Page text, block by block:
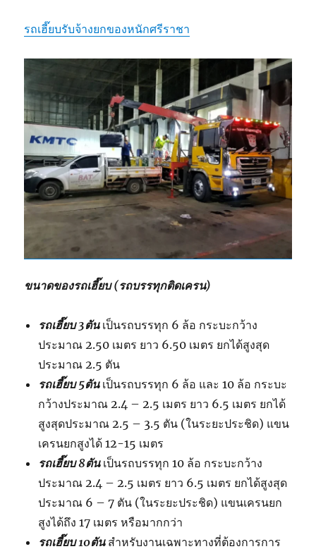
รถเฮี๊ยบรับจ้างยกของหนักศรีราชา
ขนาดของรถเฮี๊ยบ (รถบรรทุกติดเครน)
รถเฮี๊ยบ 3ตันเป็นรถบรรทุก 6 ล้อ กระบะกว้าง
ประมาณ 2.50 เมตร ยาว 6.50 เมตร ยกได้สูงสุด
ประมาณ 2.5 ตัน
รถเฮี๊ยบ 5ตันเป็นรถบรรทุก 6 ล้อ และ 10 ล้อ กระบะ
กว้างประมาณ 2.4 – 2.5 เมตร ยาว 6.5 เมตร ยกได้
สูงสุดประมาณ 2.5 – 3.5 ตัน (ในระยะประชิด) แขน
เครนยกสูงได้ 12-15 เมตร
รถเฮี๊ยบ 8ตันเป็นรถบรรทุก 10 ล้อ กระบะกว้าง
ประมาณ 2.4 – 2.5 เมตร ยาว 6.5 เมตร ยกได้สูงสุด
ประมาณ 6 – 7 ตัน (ในระยะประชิด) แขนเครนยก
สูงได้ถึง 17 เมตร หรือมากกว่า
รถเฮี๊ยบ 10ตันสำหรับงานเฉพาะทางที่ต้องการการ